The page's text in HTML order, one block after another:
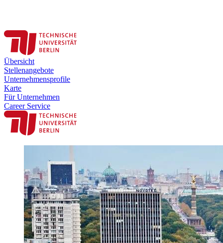
Übersicht
Stellenangebote
Unternehmensprofile
Karte
Für Unternehmen
Career Service